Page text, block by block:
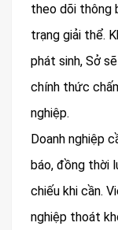
theo dõi thông
trạng giải thể.
phát sinh, Sở
chính thức
nghiệp.
Doanh nghiệp
báo, đồng thời
chiếu khi cần.
nghiệp thoát